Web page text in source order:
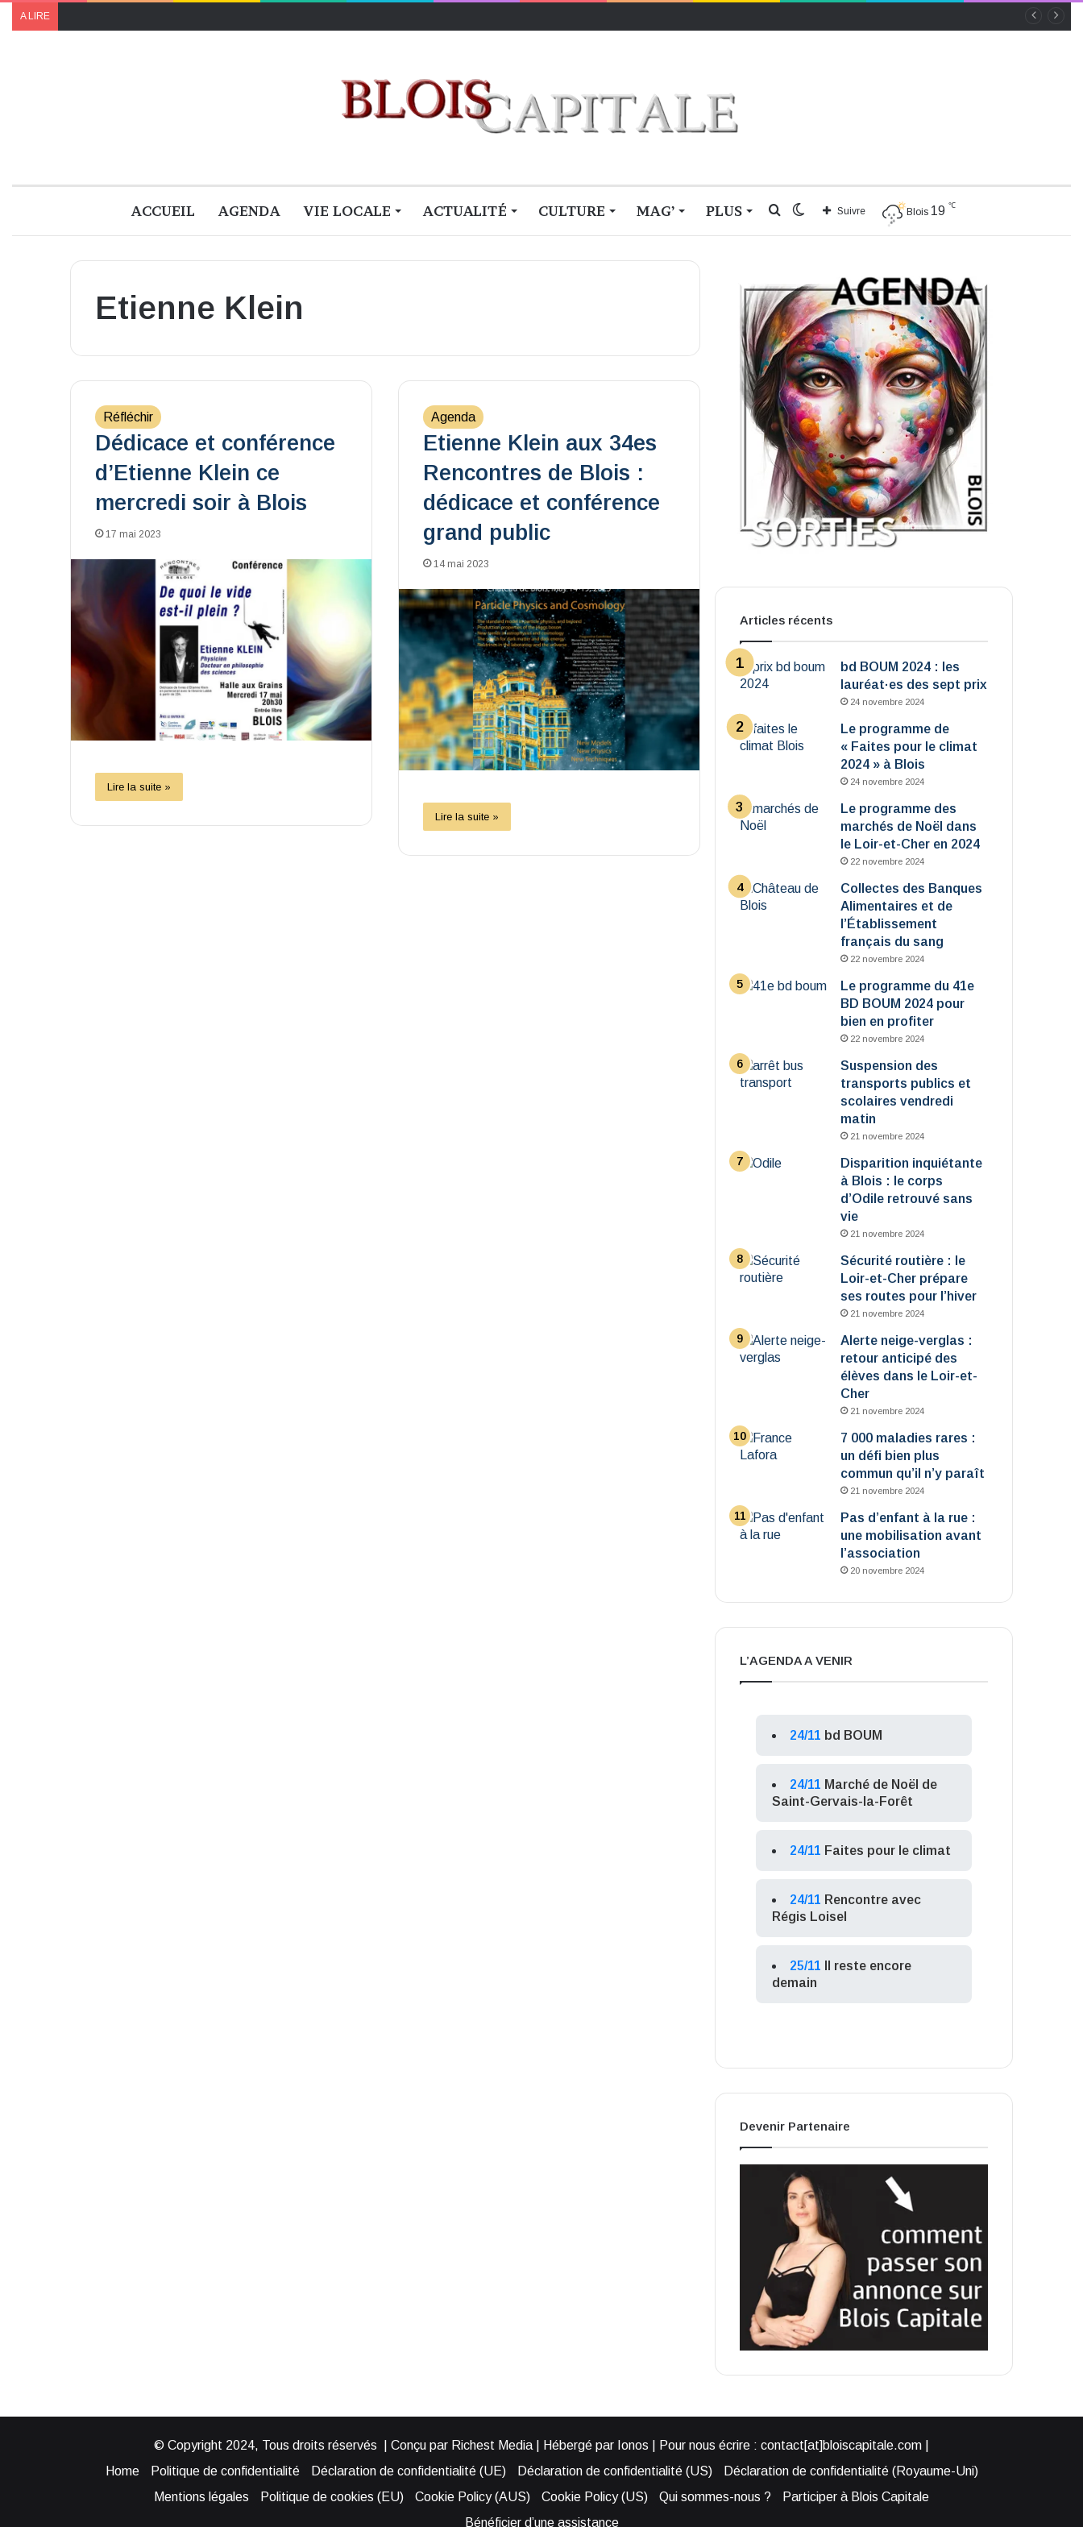
A LIRE
ACCUEIL AGENDA VIE LOCALE ACTUALITÉ CULTURE MAG’ PLUS Blois 19 ℃
Suivre
Switch
Rechercher
Etienne Klein
Réfléchir
Dédicace et conférence
d’Etienne Klein ce
mercredi soir à Blois
17 mai 2023
Lire la suite »
Agenda
Etienne Klein aux 34es
Rencontres de Blois :
dédicace et conférence
grand public
14 mai 2023
Lire la suite »
Articles récents
bd BOUM 2024 : les
lauréat·es des sept prix
24 novembre 2024
Le programme de
« Faites pour le climat
2024 » à Blois
24 novembre 2024
Le programme des
marchés de Noël dans
le Loir-et-Cher en 2024
22 novembre 2024
Collectes des Banques
Alimentaires et de
l’Établissement
français du sang
22 novembre 2024
Le programme du 41e
BD BOUM 2024 pour
bien en profiter
22 novembre 2024
Suspension des
transports publics et
scolaires vendredi
matin
21 novembre 2024
Disparition inquiétante
à Blois : le corps
d’Odile retrouvé sans
vie
21 novembre 2024
Sécurité routière : le
Loir-et-Cher prépare
ses routes pour l’hiver
21 novembre 2024
Alerte neige-verglas :
retour anticipé des
élèves dans le Loir-et-
Cher
21 novembre 2024
7 000 maladies rares :
un défi bien plus
commun qu’il n’y paraît
21 novembre 2024
Pas d’enfant à la rue :
une mobilisation avant
l’association
20 novembre 2024
L’AGENDA A VENIR
24/11 bd BOUM
24/11 Marché de Noël de
Saint-Gervais-la-Forêt
24/11 Faites pour le climat
24/11 Rencontre avec
Régis Loisel
25/11
Il reste encore
demain
Devenir Partenaire
© Copyright 2024, Tous droits réservés | Conçu par Richest Media | Hébergé par Ionos | Pour nous écrire : contact[at]bloiscapitale.com |
Home
Politique de confidentialité Déclaration de confidentialité (UE) Déclaration de confidentialité (US)
Déclaration de confidentialité (Royaume-Uni)
Mentions légales
Politique de cookies (EU) Cookie Policy (AUS) Cookie Policy (US) Qui sommes-nous ?
Participer à Blois Capitale
Bénéficier d’une assistance